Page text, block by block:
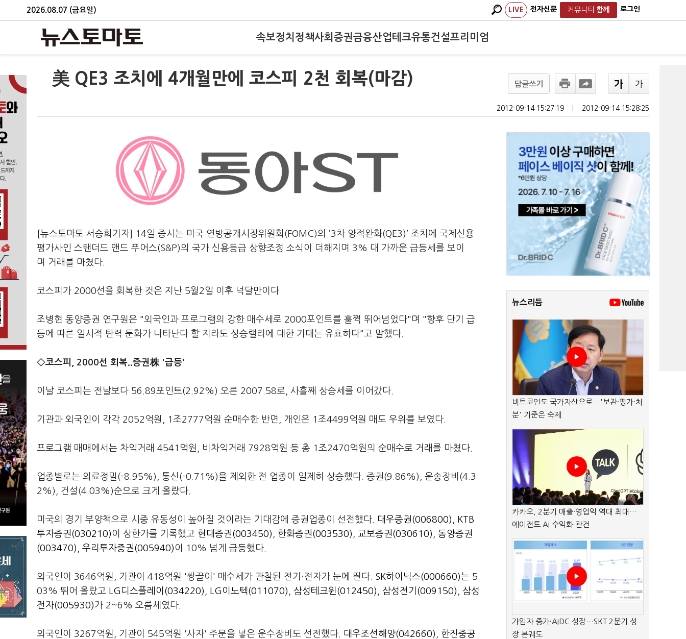
2026.08.07 (금요일) LIVE 전자신문 커뮤니티 함께 로그인
속보정치 정책사회 증권금융산업테크유통건설프리미엄
美 QE3 조치에 4개월만에 코스피 2천 회복(마감) 답글쓰기
2012-09-14 15:27:19 2012-09-14 15:28:25
[뉴스토마토 서승희기자] 14일 증시는 미국 연방공개시장위원회(FOMC)의 ‘3차 양적완화(QE3)’ 조치에 국제신용
평가사인 스탠더드 앤드 푸어스(S&P)의 국가 신용등급 상향조정 소식이 더해지며 3% 대 가까운 급등세를 보이
며 거래를 마쳤다.
코스피가 2000선을 회복한 것은 지난 5월2일 이후 넉달만이다
조병현 동양증권 연구원은 "외국인과 프로그램의 강한 매수세로 2000포인트를 훌쩍 뛰어넘었다"며 "향후 단기 급
등에 따른 일시적 탄력 둔화가 나타난다 할 지라도 상승랠리에 대한 기대는 유효하다"고 말했다.
◇코스피, 2000선 회복..증권株 '급등'
이날 코스피는 전날보다 56.89포인트(2.92%) 오른 2007.58로, 사흘째 상승세를 이어갔다.
기관과 외국인이 각각 2052억원, 1조2777억원 순매수한 반면, 개인은 1조4499억원 매도 우위를 보였다.
프로그램 매매에서는 차익거래 4541억원, 비차익거래 7928억원 등 총 1조2470억원의 순매수로 거래를 마쳤다.
업종별로는 의료정밀(-8.95%), 통신(-0.71%)을 제외한 전 업종이 일제히 상승했다. 증권(9.86%), 운송장비(4.3
2%), 건설(4.03%)순으로 크게 올랐다.
미국의 경기 부양책으로 시중 유동성이 높아질 것이라는 기대감에 증권업종이 선전했다. 대우증권(006800)
KTB
투자증권(030210)이 상한가를 기록했고 현대증권(003450) 한화증권(003530) 교보증권(030610)
동양증권
(003470)
우리투자증권(005940)이 10% 넘게 급등했다.
외국인이 3646억원, 기관이 418억원 '쌍끌이' 매수세가 관찰된 전기·전자가 눈에 띈다. SK하이닉스(000660)는 5.
03% 뛰어 올랐고
LG디스플레이(034220) LG이노텍(011070) 삼성테크윈(012450) 삼성전기(009150)
삼성
전자(005930)가 2~6% 오름세였다.
외국인이 3267억원, 기관이 545억원 '사자' 주문을 넣은 운수장비도 선전했다. 대우조선해양(042660)
한진중공
뉴스리듬
비트코인도 국가자산으로…'보관·평가·처
분' 기준은 숙제
카카오, 2분기 매출·영업익 역대 최대…
에이전트 AI 수익화 관건
가입자 증가·AIDC 성장…SKT 2분기 성
장 본궤도